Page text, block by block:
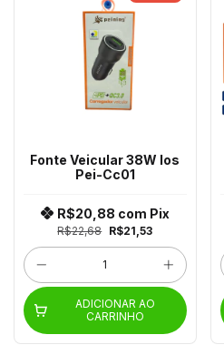
Fonte Veicular 38W Ios
Pei-Cc01
R$22,68 R$21,53
R$20,88 com Pix
ADICIONAR AO
CARRINHO